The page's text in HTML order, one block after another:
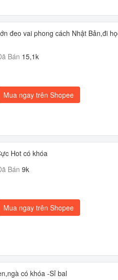
đeo vai phong cách Nhật Bản,đi
Bán 15,1k
Mua ngay trên Shopee
Hot có khóa
Bán 9k
Mua ngay trên Shopee
có khóa -Sỉ bal